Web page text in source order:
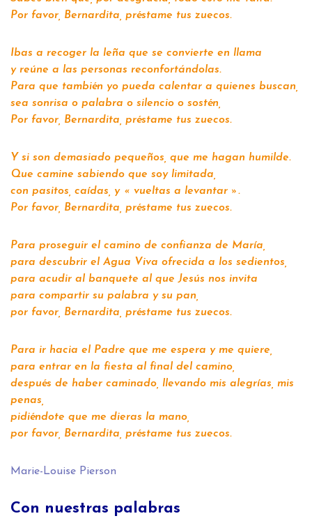
Por favor, Bernardita, préstame tus zuecos.
Ibas a recoger la leña que se convierte en llama
y reúne a las personas reconfortándolas.
Para que también yo pueda calentar a quienes buscan,
sea sonrisa o palabra o silencio o sostén,
Por favor, Bernardita, préstame tus zuecos.
Y si son demasiado pequeños, que me hagan humilde.
Que camine sabiendo que soy limitada,
con pasitos, caídas, y « vueltas a levantar ».
Por favor, Bernardita, préstame tus zuecos.
Para proseguir el camino de confianza de María,
para descubrir el Agua Viva ofrecida a los sedientos,
para acudir al banquete al que Jesús nos invita
para compartir su palabra y su pan,
por favor, Bernardita, préstame tus zuecos.
Para ir hacia el Padre que me espera y me quiere,
para entrar en la fiesta al final del camino,
después de haber caminado, llevando mis alegrías, mis
penas,
pidiéndote que me dieras la mano,
por favor, Bernardita, préstame tus zuecos.
Marie-Louise Pierson
Con nuestras palabras